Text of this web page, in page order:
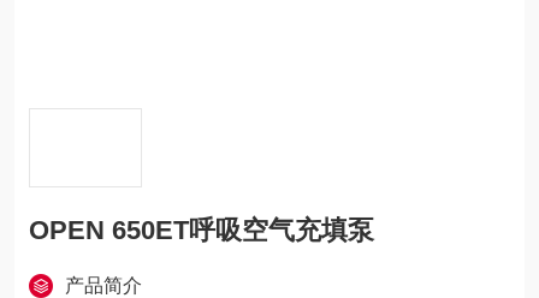
OPEN 650ET呼吸空气充填泵
产品简介